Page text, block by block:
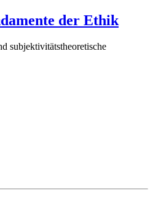
der Ethik
subjektivitätstheoretische